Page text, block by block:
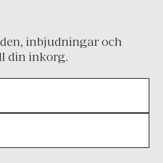
inbjudningar och
din inkorg.